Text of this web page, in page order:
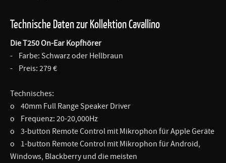
Technische Daten zur Kollektion Cavallino
Die T250 On-Ear Kopfhörer
- Farbe: Schwarz oder Hellbraun
- Preis: 279 €
Technisches:
o 40mm Full Range Speaker Driver
o Frequenz: 20-20,000Hz
o 3-button Remote Control mit Mikrophon für Apple Geräte
o 1-button Remote Control mit Mikrophon für Android,
Windows, Blackberry und die meisten